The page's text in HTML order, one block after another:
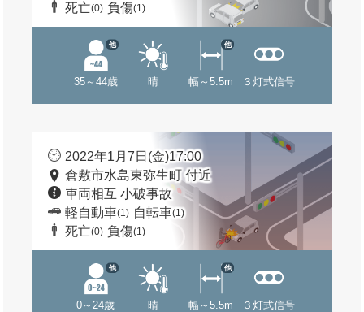
死亡(0) 負傷(1)
35～44歳
他
晴 幅～5.5m
他
３灯式信号
2022年1月7日(金)17:00
倉敷市水島東弥生町 付近
車両相互 小破事故
軽自動車(1) 自転車(1)
死亡(0) 負傷(1)
0～24歳
他
晴 幅～5.5m
他
３灯式信号